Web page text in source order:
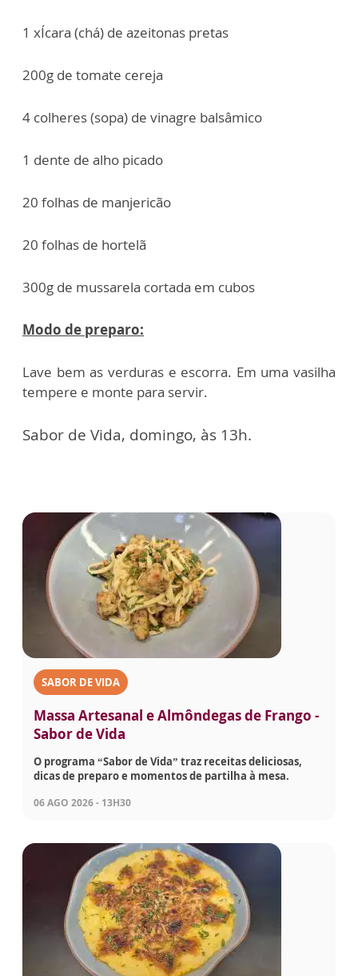
1 xÍcara (chá) de azeitonas pretas
200g de tomate cereja
4 colheres (sopa) de vinagre balsâmico
1 dente de alho picado
20 folhas de manjericão
20 folhas de hortelã
300g de mussarela cortada em cubos
Modo de preparo:
Lave bem as verduras e escorra. Em uma vasilha
tempere e monte para servir.
Sabor de Vida, domingo, às 13h.
SABOR DE VIDA
Massa Artesanal e Almôndegas de Frango -
Sabor de Vida
O programa “Sabor de Vida” traz receitas deliciosas,
dicas de preparo e momentos de partilha à mesa.
06 AGO 2026 - 13H30